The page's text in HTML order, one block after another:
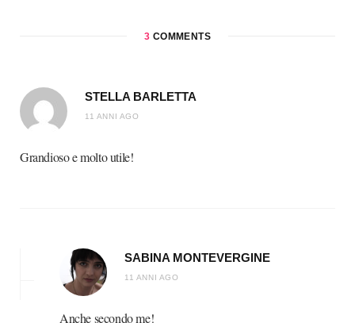
3 COMMENTS
STELLA BARLETTA
11 ANNI AGO
Grandioso e molto utile!
SABINA MONTEVERGINE
11 ANNI AGO
Anche secondo me!